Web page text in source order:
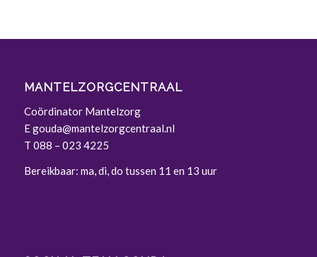
MANTELZORGCENTRAAL
Coördinator Mantelzorg
Egouda@mantelzorgcentraal.nl
T 088 – 023 4225
Bereikbaar: ma, di, do tussen 11 en 13 uur